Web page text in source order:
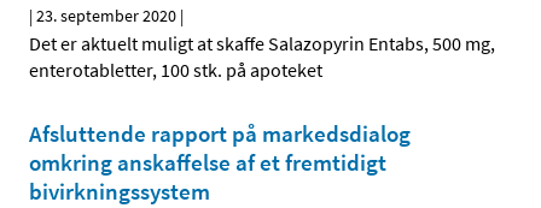
|23. september 2020 |
Det er aktuelt muligt at skaffe Salazopyrin Entabs, 500 mg,
enterotabletter, 100 stk. på apoteket
Afsluttende rapport på markedsdialog
omkring anskaffelse af et fremtidigt
bivirkningssystem